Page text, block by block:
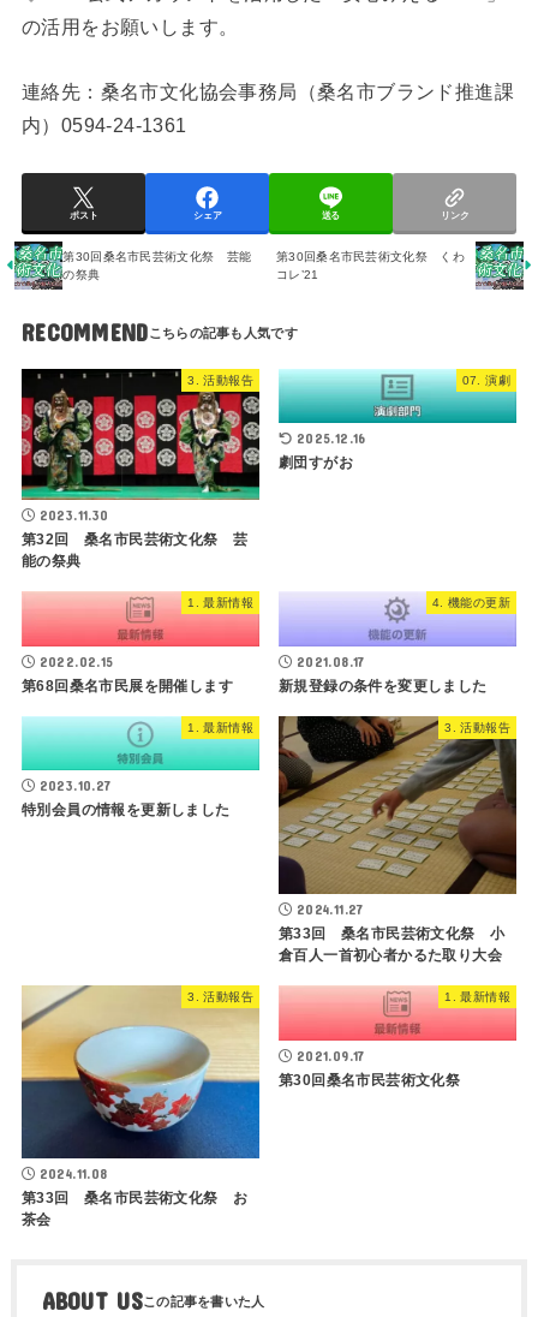
の活用をお願いします。
連絡先：桑名市文化協会事務局（桑名市ブランド推進課
内）0594-24-1361
ポスト シェア 送る リンク
第30回桑名市民芸術文化祭 芸能
の祭典
第30回桑名市民芸術文化祭 くわ
コレ’21
RECOMMEND
3. 活動報告
2023.11.30
第32回 桑名市民芸術文化祭 芸
能の祭典
07. 演劇
2025.12.16
劇団すがお
1. 最新情報
2022.02.15
第68回桑名市民展を開催します
4. 機能の更新
2021.08.17
新規登録の条件を変更しました
1. 最新情報
2023.10.27
特別会員の情報を更新しました
3. 活動報告
2024.11.27
第33回 桑名市民芸術文化祭 小
倉百人一首初心者かるた取り大会
3. 活動報告
2024.11.08
第33回 桑名市民芸術文化祭 お
茶会
1. 最新情報
2021.09.17
第30回桑名市民芸術文化祭
ABOUT US